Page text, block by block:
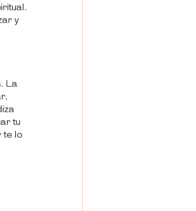
y
La
tu
te lo